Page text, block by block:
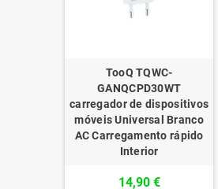
TooQ TQWC-
GANQCPD30WT
carregador de dispositivos
móveis Universal Branco
AC Carregamento rápido
Interior
14,90 €